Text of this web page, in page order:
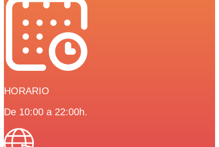
web:
Horario veterinario: Martes a sábado de 10h a 21h | Horario
peluquería: Martes a sábado de 10h a 18h
HORARIO
De 10:00 a 22:00h.